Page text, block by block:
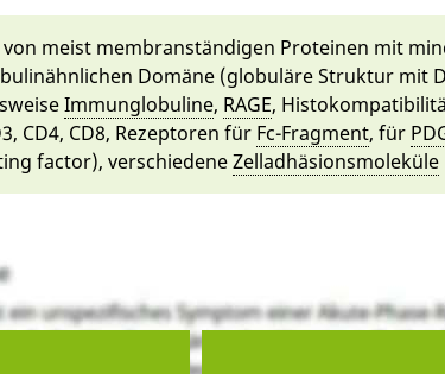
von meist membran­stän­digen Pro­te­inen mit
Domäne (globulä­re Struktur mit
Im­munglobuline, RA­GE,
CD4, CD8, Rezeptoren für Fc-Fragment, für
factor), ver­schie­de­neZel­la­dhä­si­ons­moleküle